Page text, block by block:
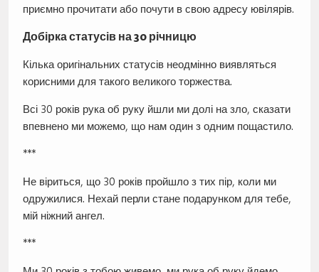
приємно прочитати або почути в свою адресу ювілярів.
Добірка статусів на 30 річницю
Кілька оригінальних статусів неодмінно виявляться
корисними для такого великого торжества.
Всі 30 років рука об руку йшли ми долі на зло, сказати
впевнено ми можемо, що нам один з одним пощастило.
***
Не віриться, що 30 років пройшло з тих пір, коли ми
одружилися. Нехай перли стане подарунком для тебе,
мій ніжний ангел.
***